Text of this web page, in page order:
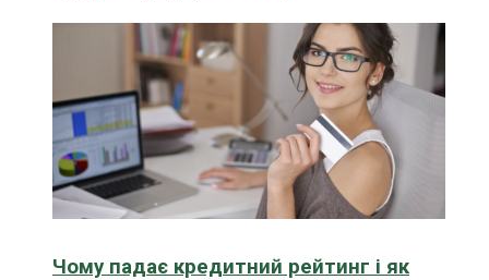
Чому падає кредитний рейтинг і як